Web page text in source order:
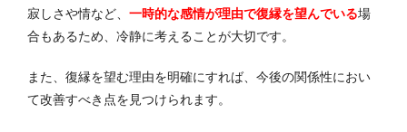
寂しさや情など、 一時的な感情が理由で復縁を望んでいる場
合もあるため、冷静に考えることが大切です。
また、復縁を望む理由を明確にすれば、今後の関係性におい
て改善すべき点を見つけられます。